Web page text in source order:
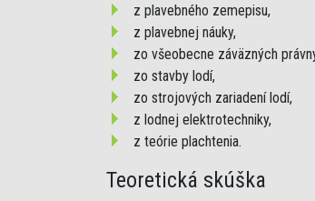
z plavebného zemepisu,
z plavebnej náuky,
zo všeobecne záväzných
zo stavby lodí,
zo strojových zariadení lodí,
z lodnej elektrotechniky,
z teórie plachtenia.
Teoretická skúška